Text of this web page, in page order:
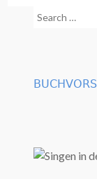
Search